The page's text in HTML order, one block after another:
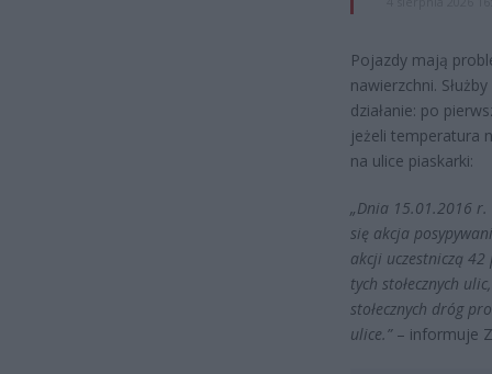
Pojazdy mają
nawierzchni.
działanie: po
jeżeli temperatura
na ulice piaskarki:
„Dnia 15.01.2016 r.
się akcja
akcji uczestniczą
tych stołecznych
stołecznych dróg
ulice.”– informuje